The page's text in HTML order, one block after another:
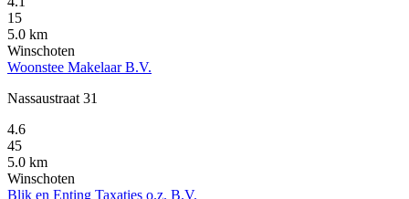
15
5.0 km
Winschoten
Woonstee Makelaar B.V.
Nassaustraat 31
4.6
45
5.0 km
Winschoten
Blik en Enting Taxaties o.z. B.V.